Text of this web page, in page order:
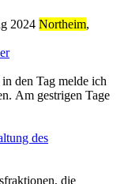
2024 Northeim,
den Tag melde ich
Am gestrigen Tage
des
die